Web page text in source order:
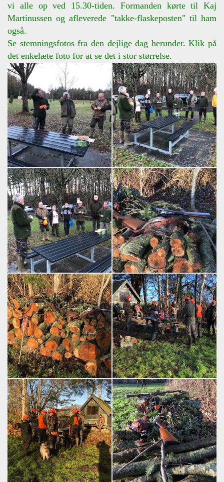
vi alle op ved 15.30-tiden. Formanden kørte til Kaj
Martinussen og afleverede "takke-flaskeposten" til ham
også.
Se stemningsfotos fra den dejlige dag herunder. Klik på
det enkelæte foto for at se det i stor størrelse.